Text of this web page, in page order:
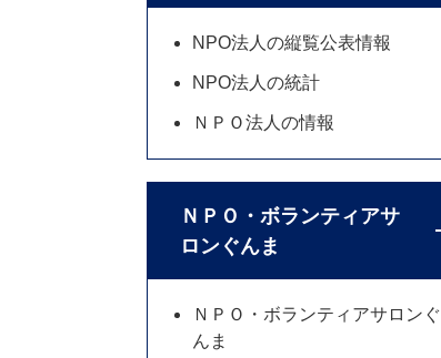
NPO法人の縦覧公表情報
NPO法人の統計
ＮＰＯ法人の情報
ＮＰＯ・ボランティアサ
ロンぐんま
ＮＰＯ・ボランティアサロンぐ
んま